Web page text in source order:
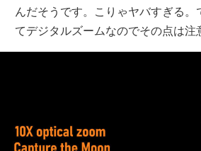
んだそうです。こりゃヤバすぎる。
てデジタルズームなのでその点は注